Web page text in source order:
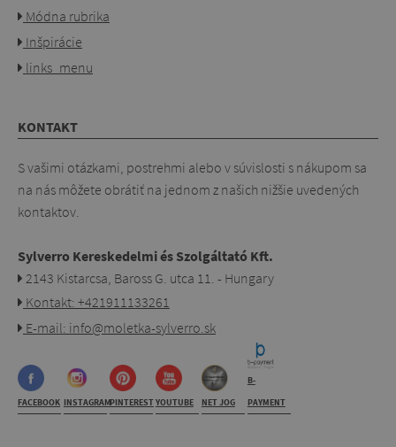
Módna rubrika
Inšpirácie
links_menu
KONTAKT
S vašimi otázkami, postrehmi alebo v súvislosti s nákupom sa
na nás môžete obrátiť na jednom z našich nižšie uvedených
kontaktov.
Sylverro Kereskedelmi és Szolgáltató Kft.
2143 Kistarcsa, Baross G. utca 11. - Hungary
Kontakt: +421911133261
E-mail: info@moletka-sylverro.sk
FACEBOOK INSTAGRAMPINTERESTYOUTUBE NET JOG
B-
PAYMENT